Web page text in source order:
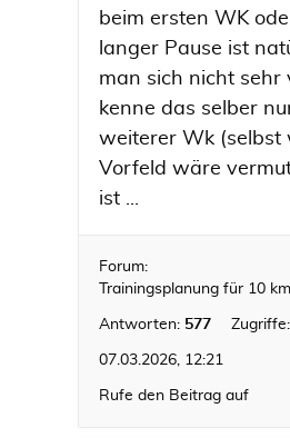
beim ersten WK
langer Pause ist
man sich nicht sehr
kenne das selber
weiterer Wk (selbst
Vorfeld wäre
ist ...
Forum:
Trainingsplanung für 10 km
Antworten: 577 Zugriffe:
07.03.2026, 12:21
Rufe den Beitrag auf